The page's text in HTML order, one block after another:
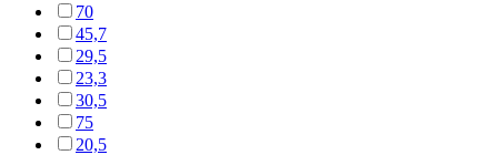
70
45,7
29,5
23,3
30,5
75
20,5